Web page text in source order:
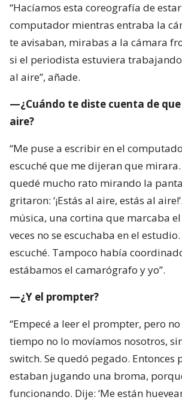
“Hacíamos esta coreografía de
computador mientras entraba la
te avisaban, mirabas a la cámara
si el periodista estuviera
al aire”, añade.
—¿Cuándo te diste cuenta de
aire?
“Me puse a escribir en el
escuché que me dijeran que mirara.
quedé mucho rato mirando la
gritaron: ‘¡Estás al aire, estás al
música, una cortina que marcaba
veces no se escuchaba en el
escuché. Tampoco había
estábamos el camarógrafo y yo”.
—¿Y el prompter?
“Empecé a leer el prompter, pero
tiempo no lo movíamos nosotros,
switch. Se quedó pegado. Entonces
estaban jugando una broma,
funcionando. Dije: ‘Me están